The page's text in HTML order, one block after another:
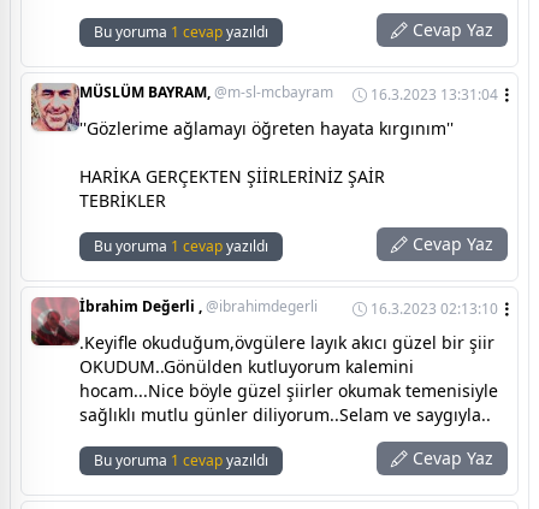
Bu yoruma 1 cevapyazıldı Cevap Yaz
MÜSLÜM BAYRAM,@m-sl-mcbayram 16.3.2023 13:31:04
''Gözlerime ağlamayı öğreten hayata kırgınım''
HARİKA GERÇEKTEN ŞİİRLERİNİZ ŞAİR
TEBRİKLER
Bu yoruma 1 cevapyazıldı Cevap Yaz
İbrahim Değerli ,@ibrahimdegerli 16.3.2023 02:13:10
.Keyifle okuduğum,övgülere layık akıcı güzel bir şiir
OKUDUM..Gönülden kutluyorum kalemini
hocam...Nice böyle güzel şiirler okumak temenisiyle
sağlıklı mutlu günler diliyorum..Selam ve saygıyla..
Bu yoruma 1 cevapyazıldı Cevap Yaz